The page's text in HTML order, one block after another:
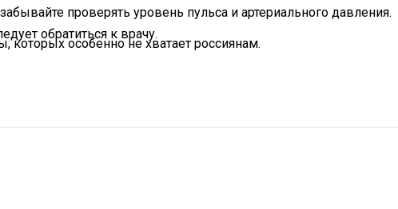
проверять уровень пульса и артериального давления.
обратиться к врачу.
которых особенно не хватает россиянам.